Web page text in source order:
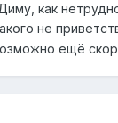
как
не
ещё